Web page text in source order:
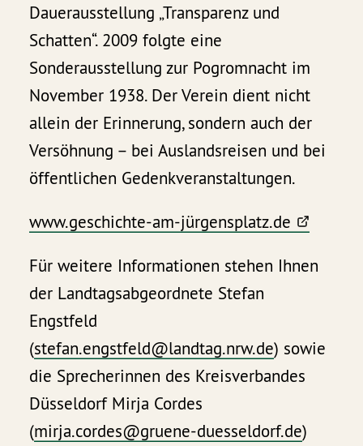
Dauerausstellung „Transparenz und
Schatten“. 2009 folgte eine
Sonderausstellung zur Pogromnacht im
November 1938. Der Verein dient nicht
allein der Erinnerung, sondern auch der
Versöhnung – bei Auslandsreisen und bei
öffentlichen Gedenkveranstaltungen.
www.geschichte-am-jürgensplatz.de
Für weitere Informationen stehen Ihnen
der Landtagsabgeordnete Stefan
Engstfeld
(stefan.engstfeld@landtag.nrw.de) sowie
die Sprecherinnen des Kreisverbandes
Düsseldorf Mirja Cordes
(mirja.cordes@gruene-duesseldorf.de)